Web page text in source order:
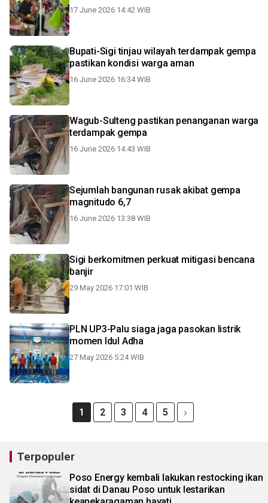
17 June 2026 14:42 WIB
Bupati-Sigi tinjau wilayah terdampak gempa
pastikan kondisi warga aman
16 June 2026 16:34 WIB
Wagub-Sulteng pastikan penanganan warga
terdampak gempa
16 June 2026 14:43 WIB
Sejumlah bangunan rusak akibat gempa
magnitudo 6,7
16 June 2026 13:38 WIB
Sigi berkomitmen perkuat mitigasi bencana
banjir
29 May 2026 17:01 WIB
PLN UP3-Palu siaga jaga pasokan listrik
momen Idul Adha
27 May 2026 5:24 WIB
1 2 3 4 5
Terpopuler
Poso Energy kembali lakukan restocking ikan
sidat di Danau Poso untuk lestarikan